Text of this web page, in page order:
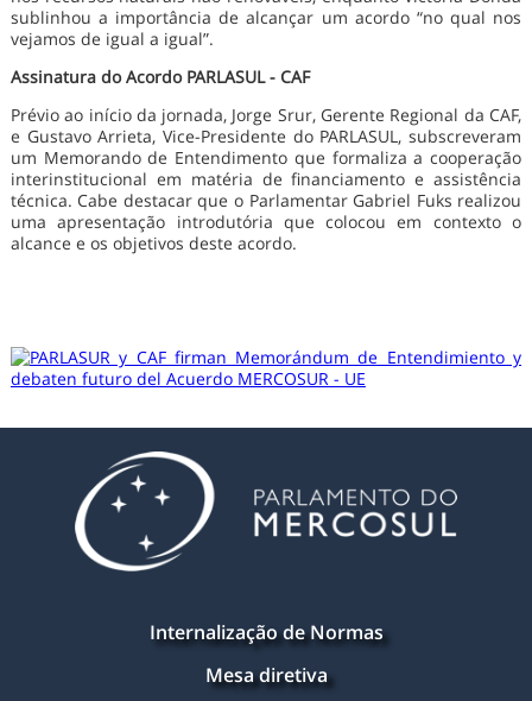
sublinhou a importância de alcançar um acordo “no qual nos
vejamos de igual a igual”.
Assinatura do Acordo PARLASUL - CAF
Prévio ao início da jornada, Jorge Srur, Gerente Regional da CAF,
e Gustavo Arrieta, Vice-Presidente do PARLASUL, subscreveram
um Memorando de Entendimento que formaliza a cooperação
interinstitucional em matéria de financiamento e assistência
técnica. Cabe destacar que o Parlamentar Gabriel Fuks realizou
uma apresentação introdutória que colocou em contexto o
alcance e os objetivos deste acordo.
Internalização de Normas
Mesa diretiva